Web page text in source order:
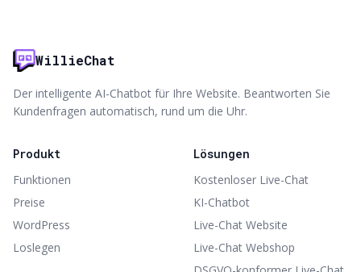
WillieChat
Der intelligente AI-Chatbot für Ihre Website. Beantworten Sie
Kundenfragen automatisch, rund um die Uhr.
Produkt
Funktionen
Preise
WordPress
Loslegen
Lösungen
Kostenloser Live-Chat
KI-Chatbot
Live-Chat Website
Live-Chat Webshop